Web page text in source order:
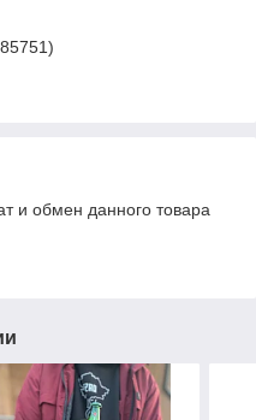
и обмен данного товара